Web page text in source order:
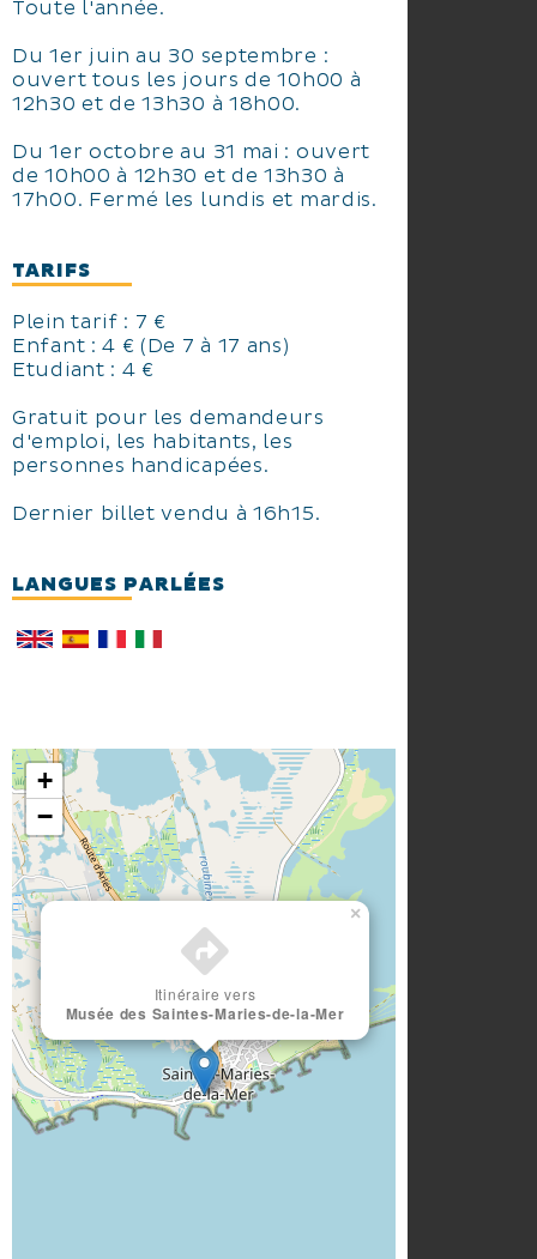
Toute l'année.
Du 1er juin au 30 septembre :
ouvert tous les jours de 10h00 à
12h30 et de 13h30 à 18h00.
Du 1er octobre au 31 mai : ouvert
de 10h00 à 12h30 et de 13h30 à
17h00. Fermé les lundis et mardis.
TARIFS
Plein tarif : 7 €
Enfant : 4 € (De 7 à 17 ans)
Etudiant : 4 €
Gratuit pour les demandeurs
d'emploi, les habitants, les
personnes handicapées.
Dernier billet vendu à 16h15.
LANGUES PARLÉES
Itinéraire vers
Musée des Saintes-Maries-de-la-Mer
×
+
−